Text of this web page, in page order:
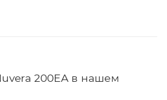
200EA в нашем